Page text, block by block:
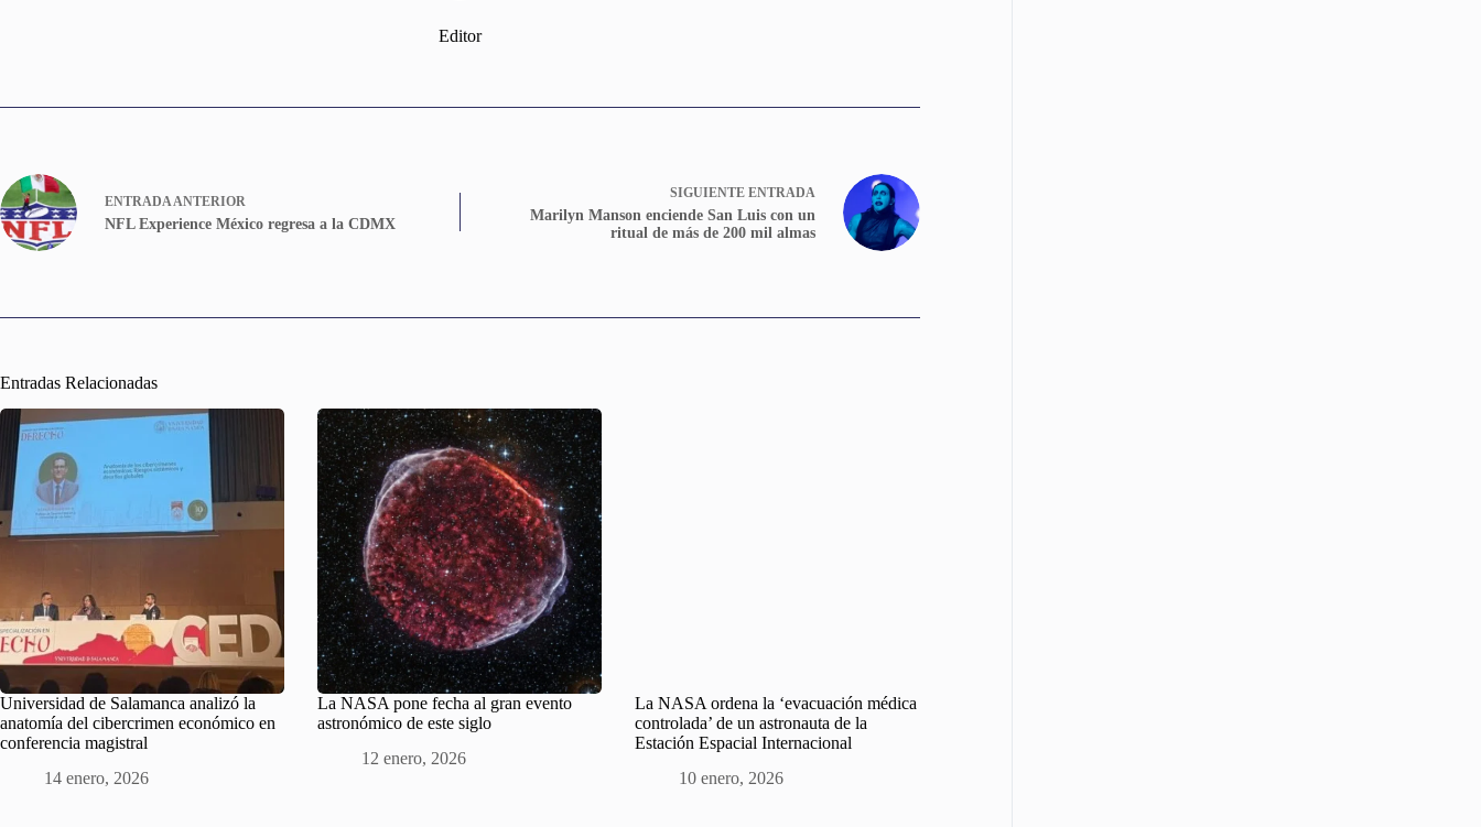
Editor
ENTRADAANTERIOR
NFL Experience México regresa a la CDMX
SIGUIENTE ENTRADA
Marilyn Manson enciende San Luis con un
ritual de más de 200 mil almas
Entradas Relacionadas
Universidad de Salamanca analizó la
anatomía del cibercrimen económico en
conferencia magistral
14 enero, 2026
La NASA pone fecha al gran evento
astronómico de este siglo
12 enero, 2026
La NASA ordena la ‘evacuación médica
controlada’ de un astronauta de la
Estación Espacial Internacional
10 enero, 2026